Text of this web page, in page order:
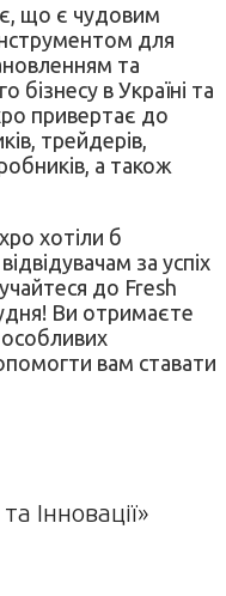
що є чудовим
для
та
бізнесу в Україні та
привертає до
трейдерів,
а також
хотіли б
за успіх
до Fresh
Ви отримаєте
вам ставати
Інновації»